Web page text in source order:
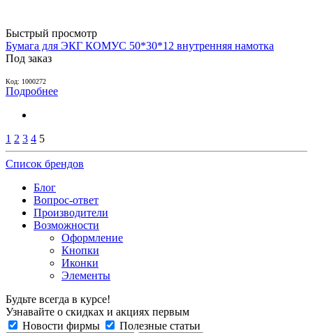
Быстрый просмотр
Бумага для ЭКГ КОМУС 50*30*12 внутренняя намотка
Под заказ
Код: 1000272
Подробнее
1 2 3 4 5
Список брендов
Блог
Вопрос-ответ
Производители
Возможности
Оформление
Кнопки
Иконки
Элементы
Будьте всегда в курсе!
Узнавайте о скидках и акциях первым
Новости фирмы
Полезные статьи